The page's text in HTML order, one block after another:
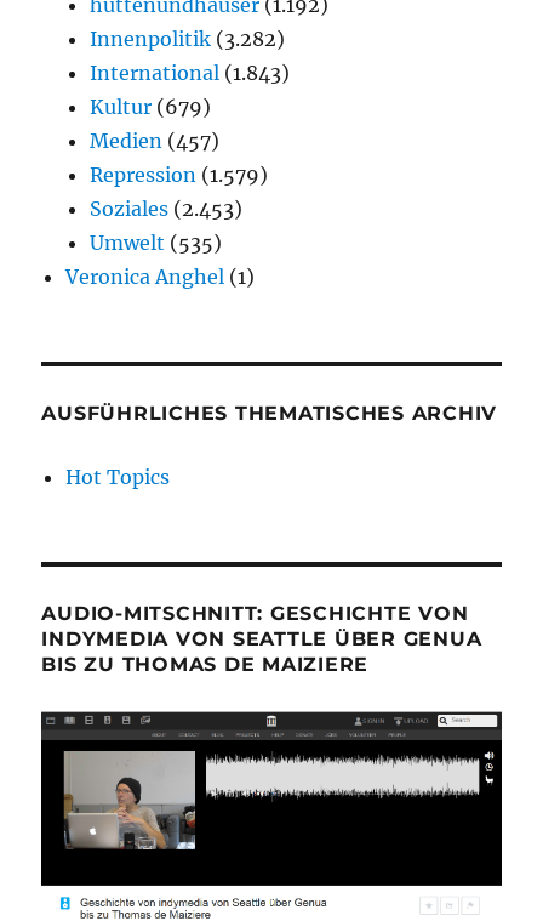
Innenpolitik (3.282)
International (1.843)
Kultur (679)
Medien (457)
Repression (1.579)
Soziales (2.453)
Umwelt (535)
Veronica Anghel (1)
AUSFÜHRLICHES THEMATISCHES ARCHIV
Hot Topics
AUDIO-MITSCHNITT: GESCHICHTE VON
INDYMEDIA VON SEATTLE ÜBER GENUA
BIS ZU THOMAS DE MAIZIERE